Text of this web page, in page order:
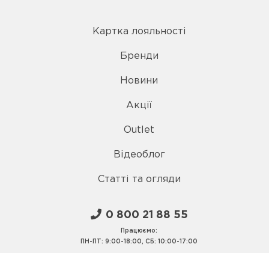
Картка лояльності
Бренди
Новини
Акції
Outlet
Відеоблог
Статті та огляди
0 800 21 88 55
Працюємо:
ПН-ПТ: 9:00-18:00, СБ: 10:00-17:00